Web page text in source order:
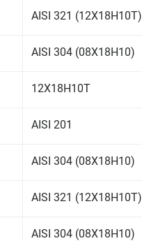
AISI 321 (12Х18Н10Т)
AISI 304 (08Х18Н10)
12Х18Н10Т
AISI 201
AISI 304 (08Х18Н10)
AISI 321 (12Х18Н10Т)
AISI 304 (08Х18Н10)